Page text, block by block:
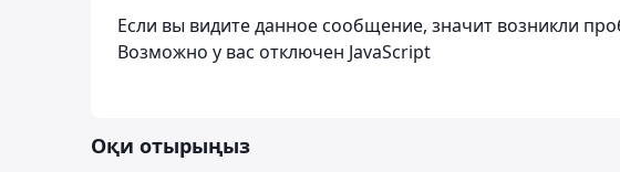
Если вы видите данное сообщение, значит возникли
Возможно у вас отключен JavaScript
Оқи отырыңыз